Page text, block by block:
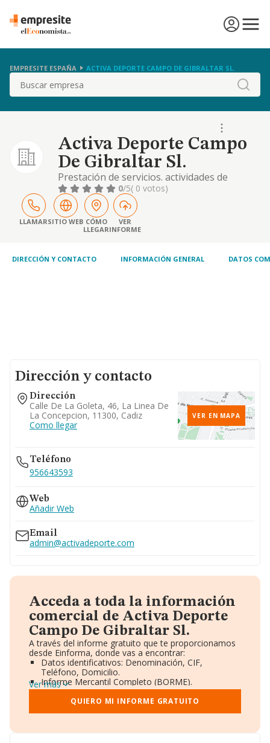
EMPRESITE ESPAÑA ACTIVA DEPORTE CAMPO DE GIBRALTAR SL.
Buscar
Activa Deporte Campo
De Gibraltar Sl.
Prestación de servicios. actividades de
gestión y administración. servicios
educativos, sanitarios, de ocio y
entretenimiento
0/5( 0 votos)
LLAMARSITIO WEB CÓMO
LLEGAR
VER
INFORME
DIRECCIÓN Y CONTACTO INFORMACIÓN GENERAL DATOS
Dirección y contacto
Dirección
Calle De La Goleta, 46, La Linea De
La Concepcion, 11300, Cadiz
Como llegar
VER EN MAPA
Teléfono
956643593
Web
Añadir Web
Email
admin@activadeporte.com
Acceda a toda la información
comercial de Activa Deporte
Campo De Gibraltar Sl.
A través del informe gratuito que te proporcionamos
desde Einforma, donde vas a encontrar:
Datos identificativos: Denominación, CIF,
Teléfono, Domicilio.
Informe Mercantil Completo (BORME).
Gráficos de Evolución Ventas y Empleados.
Consejo de Administración y Administradores.
Directivos y Ejecutivos.
Ver más
QUIERO MI INFORME GRATUITO